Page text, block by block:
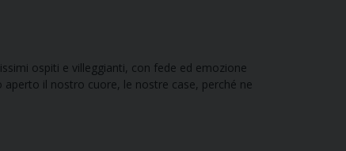
ospiti e villeggianti, con fede ed emozione
il nostro cuore, le nostre case, perché ne